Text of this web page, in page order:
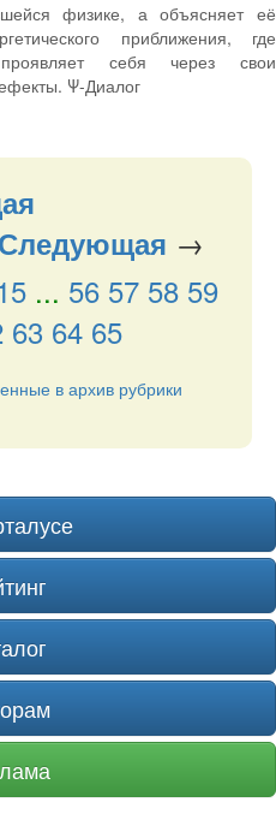
физике, а объясняет её
приближения, где
себя через свои
Ψ-Диалог
Следующая →
... 56 57 58 59
63 64 65
в архив рубрики